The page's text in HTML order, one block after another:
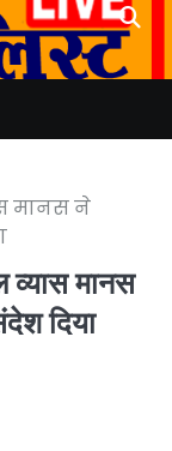
मानस ने
व्यास मानस
दिया